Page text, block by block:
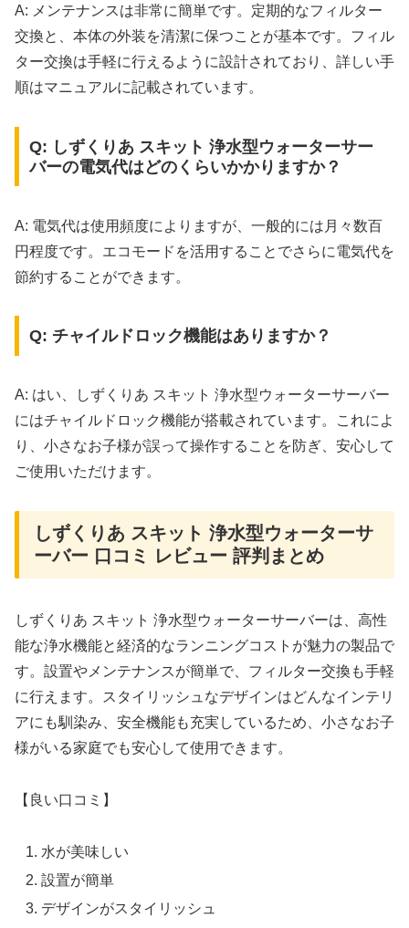
A: メンテナンスは非常に簡単です。定期的なフィルター
交換と、本体の外装を清潔に保つことが基本です。フィル
ター交換は手軽に行えるように設計されており、詳しい手
順はマニュアルに記載されています。
Q: しずくりあ スキット 浄水型ウォーターサー
バーの電気代はどのくらいかかりますか？
A: 電気代は使用頻度によりますが、一般的には月々数百
円程度です。エコモードを活用することでさらに電気代を
節約することができます。
Q: チャイルドロック機能はありますか？
A: はい、しずくりあ スキット 浄水型ウォーターサーバー
にはチャイルドロック機能が搭載されています。これによ
り、小さなお子様が誤って操作することを防ぎ、安心して
ご使用いただけます。
しずくりあ スキット 浄水型ウォーターサ
ーバー 口コミ レビュー 評判まとめ
しずくりあ スキット 浄水型ウォーターサーバーは、高性
能な浄水機能と経済的なランニングコストが魅力の製品で
す。設置やメンテナンスが簡単で、フィルター交換も手軽
に行えます。スタイリッシュなデザインはどんなインテリ
アにも馴染み、安全機能も充実しているため、小さなお子
様がいる家庭でも安心して使用できます。
【良い口コミ】
水が美味しい
設置が簡単
デザインがスタイリッシュ